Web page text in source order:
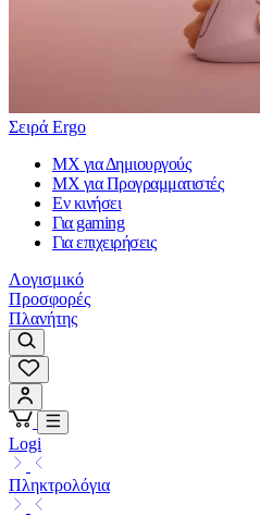
Σειρά Ergo
MX για Δημιουργούς
MX για Προγραμματιστές
Εν κινήσει
Για gaming
Για επιχειρήσεις
Λογισμικό
Προσφορές
Πλανήτης
Logi
Πληκτρολόγια